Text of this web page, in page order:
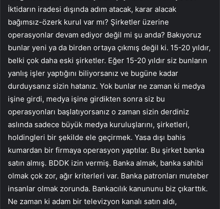
İktidarın iradesi dışında adım atacak, karar alacak
bağımsız-özerk kurul var mı? Şirketler üzerine
operasyonlar devam ediyor değil mi şu anda? Bakıyoruz
bunlar yeni ya da birden ortaya çıkmış değil ki. 15-20 yıldır,
belki çok daha eski şirketler. Eğer 15-20 yıldır siz bunların
yanlış işler yaptığını biliyorsanız ve bugüne kadar
durduysanız sizin hatanız. Yok bunlar ne zaman ki medya
işine girdi, medya işine girdikten sonra siz bu
operasyonları başlatıyorsanız o zaman sizin derdiniz
aslında sadece büyük medya kuruluşlarını, şirketleri,
holdingleri bir şekilde ele geçirmek. Yasa dışı bahis
kumardan bir firmaya operasyon yaptılar. Bu şirket banka
satın almış. BDDK izin vermiş. Banka almak, banka sahibi
olmak çok zor, ağır kriterleri var. Banka patronları muteber
insanlar olmak zorunda. Bankacılık kanununu biz çıkarttık.
Ne zaman ki adam bir televizyon kanalı satın aldı,